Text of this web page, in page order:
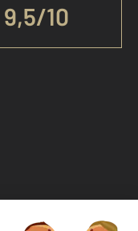
9,5/10